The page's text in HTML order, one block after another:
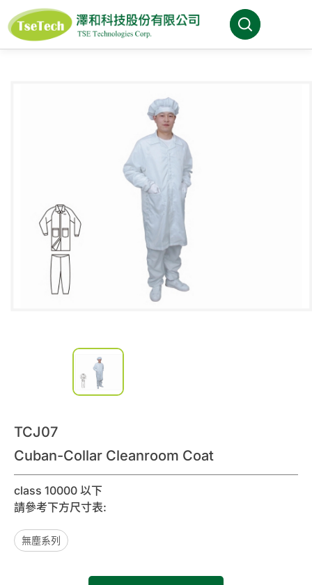
澤和科技::此為測試頁面
English
TCJ07
Cuban-Collar Cleanroom Coat
class 10000 以下
請參考下方尺寸表:
無塵系列